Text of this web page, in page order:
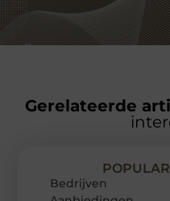
Gerelateerde
Bedrijven